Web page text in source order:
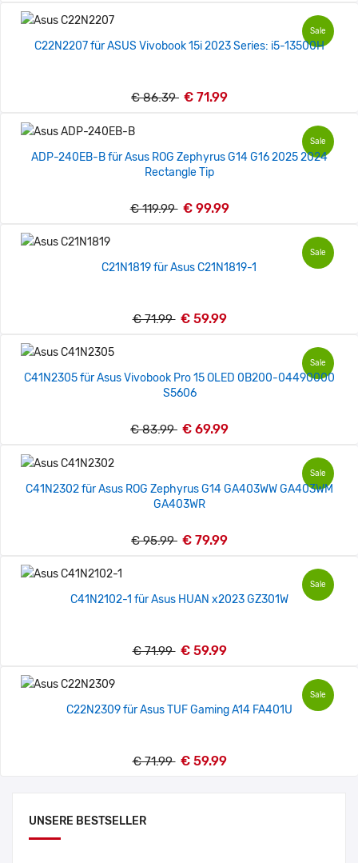
UNSERE BESTSELLER
Sale
C22N2207 für ASUS Vivobook 15i 2023 Series: i5-13500H
€ 86.39 € 71.99
Sale
ADP-240EB-B für Asus ROG Zephyrus G14 G16 2025 2024
Rectangle Tip
€ 119.99 € 99.99
Sale
C21N1819 für Asus C21N1819-1
€ 71.99 € 59.99
Sale
C41N2305 für Asus Vivobook Pro 15 OLED 0B200-04490000
S5606
€ 83.99 € 69.99
Sale
C41N2302 für Asus ROG Zephyrus G14 GA403WW GA403WM
GA403WR
€ 95.99 € 79.99
Sale
C41N2102-1 für Asus HUAN x2023 GZ301W
€ 71.99 € 59.99
Sale
C22N2309 für Asus TUF Gaming A14 FA401U
€ 71.99 € 59.99